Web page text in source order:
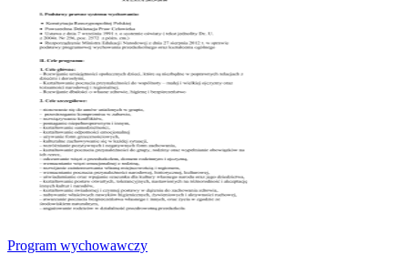
Program wychowawczy